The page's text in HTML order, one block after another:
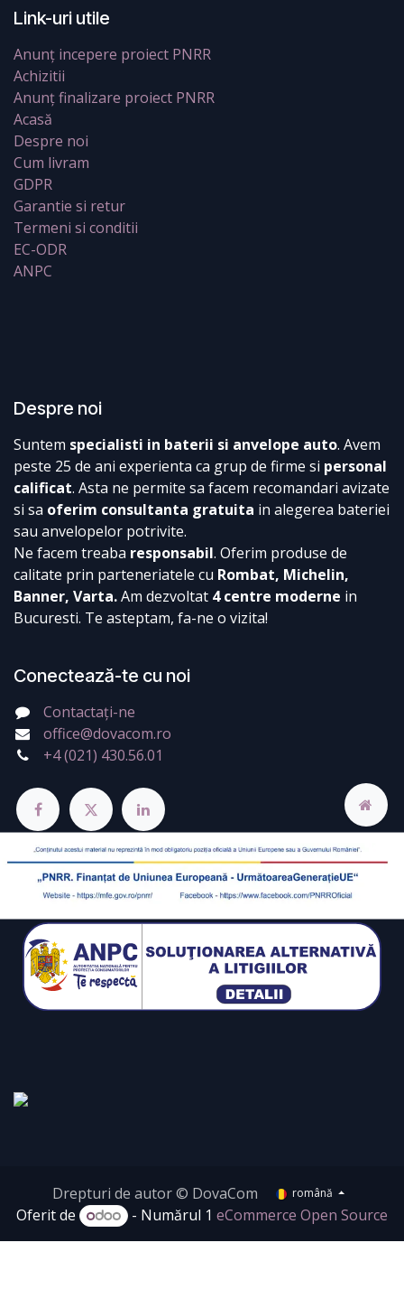
Link-uri utile
Anunț incepere proiect PNRR
Achizitii
Anunț finalizare proiect PNRR
Acasă
Despre noi
Cum livram
GDPR
Garantie si retur
Termeni si conditii
EC-ODR
ANPC
Despre noi
Suntem specialisti in baterii si anvelope auto. Avem
peste 25 de ani experienta ca grup de firme si personal
calificat. Asta ne permite sa facem recomandari avizate
si sa oferim consultanta gratuita in alegerea bateriei
sau anvelopelor potrivite.
Ne facem treaba responsabil. Oferim produse de
calitate prin parteneriatele cu Rombat, Michelin,
Banner, Varta.Am dezvoltat 4 centre moderne in
Bucuresti. Te asteptam, fa-ne o vizita!
Conectează-te cu noi
Contactați-ne
office@dovacom.ro
+4 (021) 430.56.01
Drepturi de autor © DovaCom română
Oferit de - Numărul 1eCommerce Open Source